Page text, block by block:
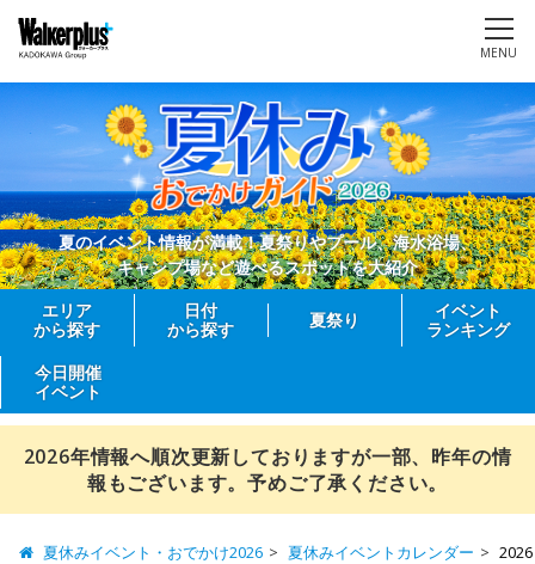
MENU
夏のイベント情報が満載！夏祭りやプール、海水浴場、
キャンプ場など遊べるスポットを大紹介
エリア
から探す
日付
から探す
夏祭り
イベント
ランキング
今日開催
イベント
2026年情報へ順次更新しておりますが一部、昨年の情
報もございます。予めご了承ください。
夏休みイベント・おでかけ2026 夏休みイベントカレンダー